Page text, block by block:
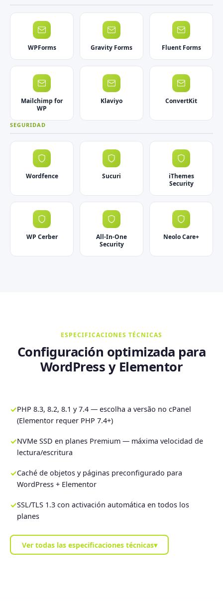
WPForms Gravity Forms Fluent Forms
Mailchimp for
WP
Klaviyo ConvertKit
SEGURIDAD
Wordfence Sucuri
iThemes
Security
WP Cerber
All-In-One
Security
Neolo Care+
ESPECIFICACIONES TÉCNICAS
Configuración optimizada para
WordPress y Elementor
✓PHP 8.3, 8.2, 8.1 y 7.4 — escolha a versão no cPanel
(Elementor requer PHP 7.4+)
✓NVMe SSD en planes Premium — máxima velocidad de
lectura/escritura
✓Caché de objetos y páginas preconfigurado para
WordPress + Elementor
✓SSL/TLS 1.3 con activación automática en todos los
planes
Ver todas las especificaciones técnicas▾